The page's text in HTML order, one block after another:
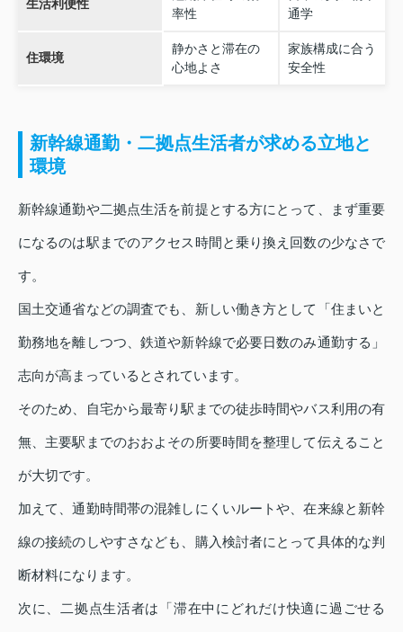
生活利便性
率性
通学
住環境
静かさと滞在の
心地よさ
家族構成に合う
安全性
新幹線通勤・二拠点生活者が求める立地と
環境
新幹線通勤や二拠点生活を前提とする方にとって、まず重要
になるのは駅までのアクセス時間と乗り換え回数の少なさで
す。
国土交通省などの調査でも、新しい働き方として「住まいと
勤務地を離しつつ、鉄道や新幹線で必要日数のみ通勤する」
志向が高まっているとされています。
そのため、自宅から最寄り駅までの徒歩時間やバス利用の有
無、主要駅までのおおよその所要時間を整理して伝えること
が大切です。
加えて、通勤時間帯の混雑しにくいルートや、在来線と新幹
線の接続のしやすさなども、購入検討者にとって具体的な判
断材料になります。
次に、二拠点生活者は「滞在中にどれだけ快適に過ごせる